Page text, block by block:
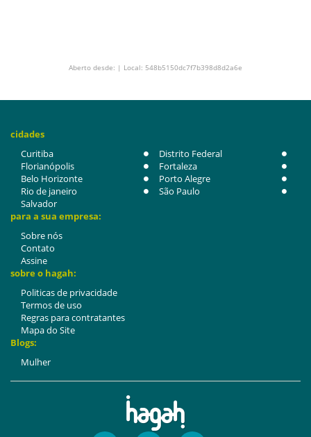
Aberto desde: | Local: 548b5150dc7f7b398d8d2a6e
cidades
Curitiba
Distrito Federal
Florianópolis
Fortaleza
Belo Horizonte
Porto Alegre
Rio de janeiro
São Paulo
Salvador
para a sua empresa:
Sobre nós
Contato
Assine
sobre o hagah:
Politicas de privacidade
Termos de uso
Regras para contratantes
Mapa do Site
Blogs:
Mulher